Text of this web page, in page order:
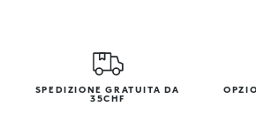
SPEDIZIONE GRATUITA DA
35CHF